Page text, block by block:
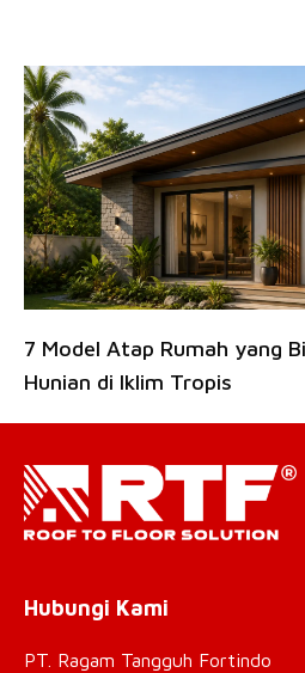
7 Model Atap Rumah yang
Hunian di Iklim Tropis
Hubungi Kami
PT. Ragam Tangguh Fortindo